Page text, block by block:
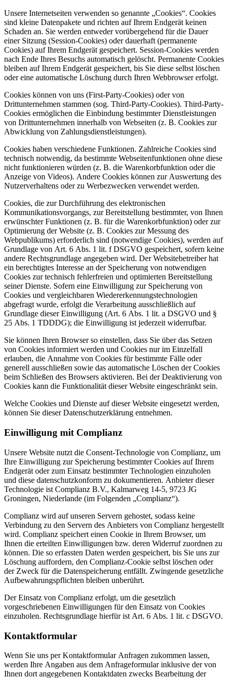
Unsere Internetseiten verwenden so genannte „Cookies“. Cookies
sind kleine Datenpakete und richten auf Ihrem Endgerät keinen
Schaden an. Sie werden entweder vorübergehend für die Dauer
einer Sitzung (Session-Cookies) oder dauerhaft (permanente
Cookies) auf Ihrem Endgerät gespeichert. Session-Cookies werden
nach Ende Ihres Besuchs automatisch gelöscht. Permanente Cookies
bleiben auf Ihrem Endgerät gespeichert, bis Sie diese selbst löschen
oder eine automatische Löschung durch Ihren Webbrowser erfolgt.
Cookies können von uns (First-Party-Cookies) oder von
Drittunternehmen stammen (sog. Third-Party-Cookies). Third-Party-
Cookies ermöglichen die Einbindung bestimmter Dienstleistungen
von Drittunternehmen innerhalb von Webseiten (z. B. Cookies zur
Abwicklung von Zahlungsdienstleistungen).
Cookies haben verschiedene Funktionen. Zahlreiche Cookies sind
technisch notwendig, da bestimmte Webseitenfunktionen ohne diese
nicht funktionieren würden (z. B. die Warenkorbfunktion oder die
Anzeige von Videos). Andere Cookies können zur Auswertung des
Nutzerverhaltens oder zu Werbezwecken verwendet werden.
Cookies, die zur Durchführung des elektronischen
Kommunikationsvorgangs, zur Bereitstellung bestimmter, von Ihnen
erwünschter Funktionen (z. B. für die Warenkorbfunktion) oder zur
Optimierung der Website (z. B. Cookies zur Messung des
Webpublikums) erforderlich sind (notwendige Cookies), werden auf
Grundlage von Art. 6 Abs. 1 lit. f DSGVO gespeichert, sofern keine
andere Rechtsgrundlage angegeben wird. Der Websitebetreiber hat
ein berechtigtes Interesse an der Speicherung von notwendigen
Cookies zur technisch fehlerfreien und optimierten Bereitstellung
seiner Dienste. Sofern eine Einwilligung zur Speicherung von
Cookies und vergleichbaren Wiedererkennungstechnologien
abgefragt wurde, erfolgt die Verarbeitung ausschließlich auf
Grundlage dieser Einwilligung (Art. 6 Abs. 1 lit. a DSGVO und §
25 Abs. 1 TDDDG); die Einwilligung ist jederzeit widerrufbar.
Sie können Ihren Browser so einstellen, dass Sie über das Setzen
von Cookies informiert werden und Cookies nur im Einzelfall
erlauben, die Annahme von Cookies für bestimmte Fälle oder
generell ausschließen sowie das automatische Löschen der Cookies
beim Schließen des Browsers aktivieren. Bei der Deaktivierung von
Cookies kann die Funktionalität dieser Website eingeschränkt sein.
Welche Cookies und Dienste auf dieser Website eingesetzt werden,
können Sie dieser Datenschutzerklärung entnehmen.
Einwilligung mit Complianz
Unsere Website nutzt die Consent-Technologie von Complianz, um
Ihre Einwilligung zur Speicherung bestimmter Cookies auf Ihrem
Endgerät oder zum Einsatz bestimmter Technologien einzuholen
und diese datenschutzkonform zu dokumentieren. Anbieter dieser
Technologie ist Complianz B.V., Kalmarweg 14-5, 9723 JG
Groningen, Niederlande (im Folgenden „Complianz“).
Complianz wird auf unseren Servern gehostet, sodass keine
Verbindung zu den Servern des Anbieters von Complianz hergestellt
wird. Complianz speichert einen Cookie in Ihrem Browser, um
Ihnen die erteilten Einwilligungen bzw. deren Widerruf zuordnen zu
können. Die so erfassten Daten werden gespeichert, bis Sie uns zur
Löschung auffordern, den Complianz-Cookie selbst löschen oder
der Zweck für die Datenspeicherung entfällt. Zwingende gesetzliche
Aufbewahrungspflichten bleiben unberührt.
Der Einsatz von Complianz erfolgt, um die gesetzlich
vorgeschriebenen Einwilligungen für den Einsatz von Cookies
einzuholen. Rechtsgrundlage hierfür ist Art. 6 Abs. 1 lit. c DSGVO.
Kontaktformular
Wenn Sie uns per Kontaktformular Anfragen zukommen lassen,
werden Ihre Angaben aus dem Anfrageformular inklusive der von
Ihnen dort angegebenen Kontaktdaten zwecks Bearbeitung der